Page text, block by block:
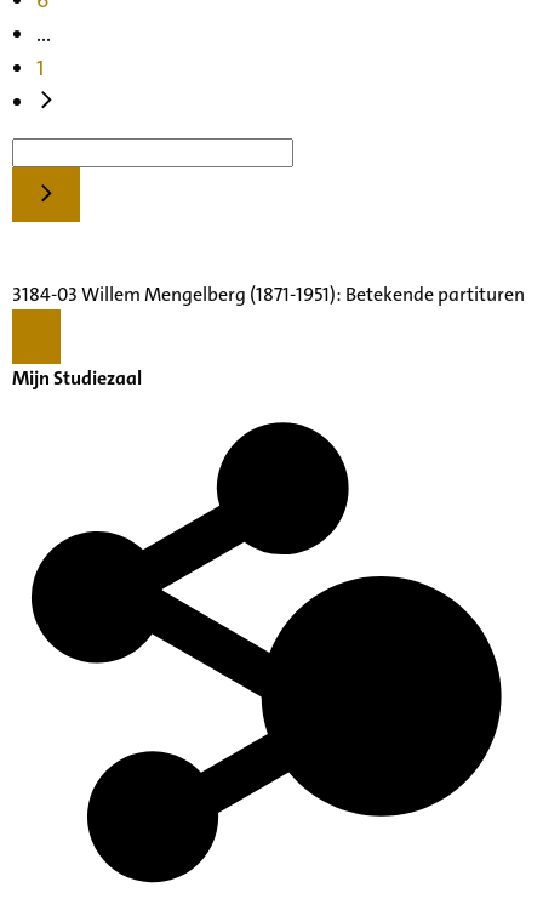
...
1
3184-03 Willem Mengelberg (1871-1951): Betekende partituren
Mijn Studiezaal